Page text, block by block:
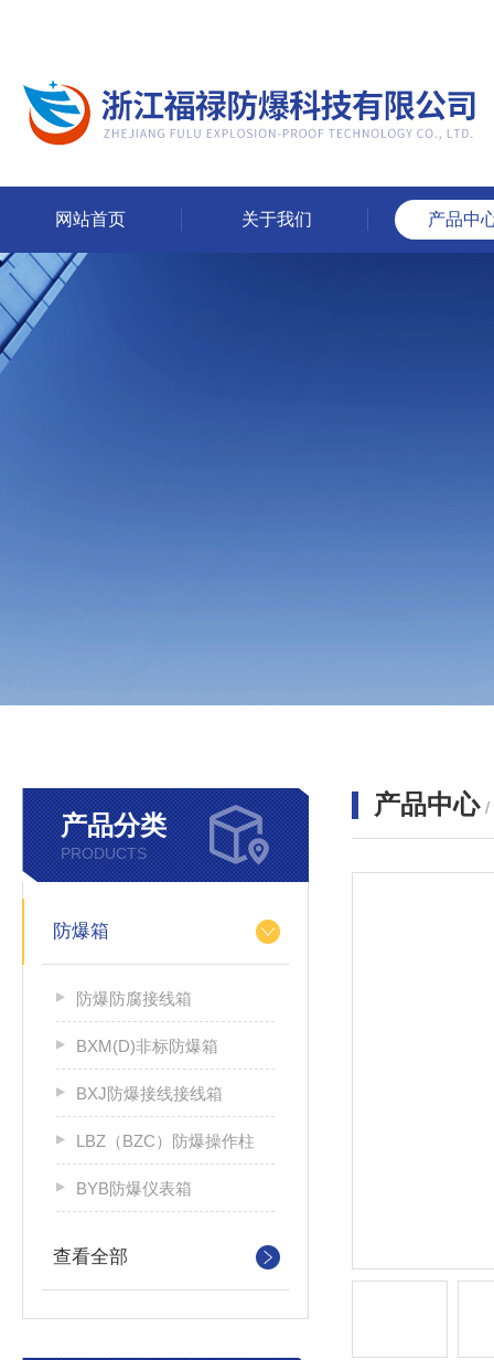
网站首页 关于我们 产品中
产品分类
PRODUCTS
防爆箱
防爆防腐接线箱
BXM(D)非标防爆箱
BXJ防爆接线接线箱
LBZ（BZC）防爆操作柱
BYB防爆仪表箱
查看全部
产品中心 /